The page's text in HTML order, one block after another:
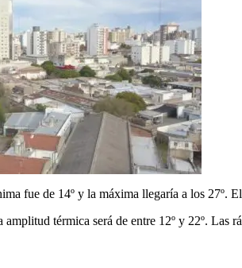
fue de 14º y la máxima llegaría a los 27º.
térmica será de entre 12º y 22º. Las